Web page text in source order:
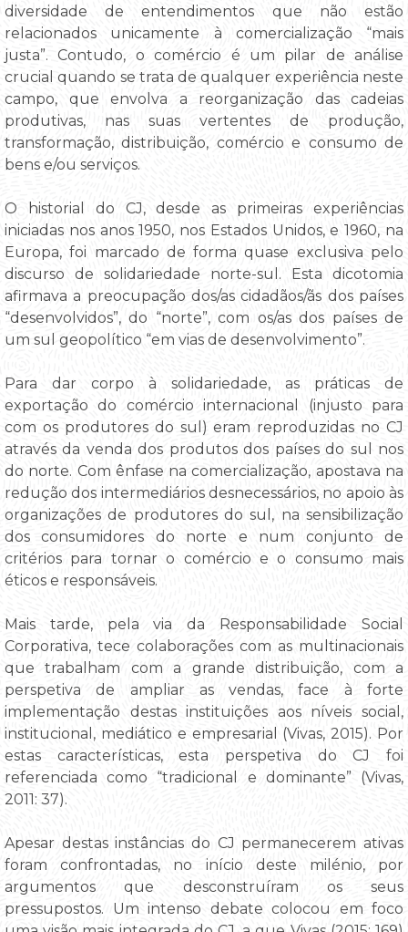
diversidade de entendimentos que não estão
relacionados unicamente à comercialização “mais
justa”. Contudo, o comércio é um pilar de análise
crucial quando se trata de qualquer experiência neste
campo, que envolva a reorganização das cadeias
produtivas, nas suas vertentes de produção,
transformação, distribuição, comércio e consumo de
bens e/ou serviços.
O historial do CJ, desde as primeiras experiências
iniciadas nos anos 1950, nos Estados Unidos, e 1960, na
Europa, foi marcado de forma quase exclusiva pelo
discurso de solidariedade norte-sul. Esta dicotomia
afirmava a preocupação dos/as cidadãos/ãs dos países
“desenvolvidos”, do “norte”, com os/as dos países de
um sul geopolítico “em vias de desenvolvimento”.
Para dar corpo à solidariedade, as práticas de
exportação do comércio internacional (injusto para
com os produtores do sul) eram reproduzidas no CJ
através da venda dos produtos dos países do sul nos
do norte. Com ênfase na comercialização, apostava na
redução dos intermediários desnecessários, no apoio às
organizações de produtores do sul, na sensibilização
dos consumidores do norte e num conjunto de
critérios para tornar o comércio e o consumo mais
éticos e responsáveis.
Mais tarde, pela via da Responsabilidade Social
Corporativa, tece colaborações com as multinacionais
que trabalham com a grande distribuição, com a
perspetiva de ampliar as vendas, face à forte
implementação destas instituições aos níveis social,
institucional, mediático e empresarial (Vivas, 2015). Por
estas características, esta perspetiva do CJ foi
referenciada como “tradicional e dominante” (Vivas,
2011: 37).
Apesar destas instâncias do CJ permanecerem ativas
foram confrontadas, no início deste milénio, por
argumentos que desconstruíram os seus
pressupostos. Um intenso debate colocou em foco